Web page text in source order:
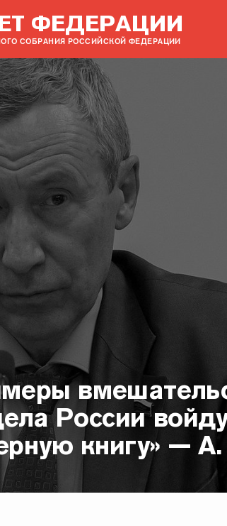
ФЕДЕРАЦИИ
СОБРАНИЯ РОССИЙСКОЙ ФЕДЕРАЦИИ
России
книгу» —